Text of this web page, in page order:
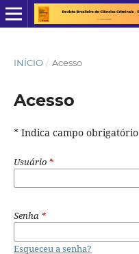
INÍCIO / Acesso
Acesso
* Indica campo obrigatório
Usuário *
Senha *
Esqueceu a senha?